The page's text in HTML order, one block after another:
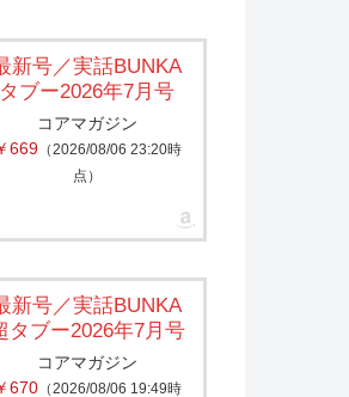
新号／実話BUNKA
タブー2026年7月号
コアマガジン
669（2026/08/06 23:20時
点）
新号／実話BUNKA
タブー2026年7月号
コアマガジン
670（2026/08/06 19:49時